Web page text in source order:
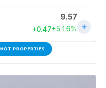
HOT PROPERTIES